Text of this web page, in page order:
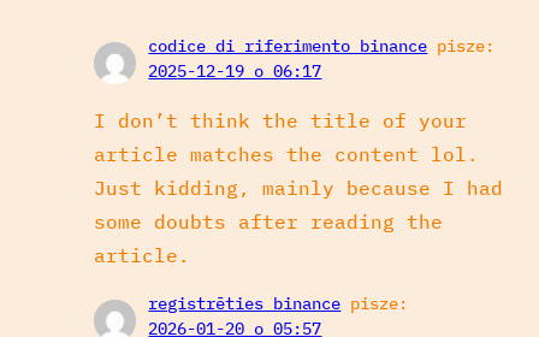
codice di riferimento binance pisze:
2025-12-19 o 06:17
I don’t think the title of your
article matches the content lol.
Just kidding, mainly because I had
some doubts after reading the
article.
registrēties binance pisze:
2026-01-20 o 05:57